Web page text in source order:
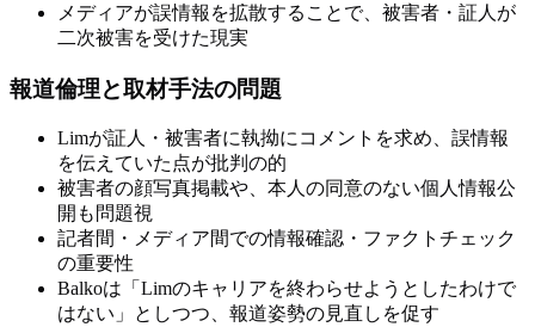
メディアが誤情報を拡散することで、被害者・証人が
二次被害を受けた現実
報道倫理と取材手法の問題
Limが証人・被害者に執拗にコメントを求め、誤情報
を伝えていた点が批判の的
被害者の顔写真掲載や、本人の同意のない個人情報公
開も問題視
記者間・メディア間での情報確認・ファクトチェック
の重要性
Balkoは「Limのキャリアを終わらせようとしたわけで
はない」としつつ、報道姿勢の見直しを促す